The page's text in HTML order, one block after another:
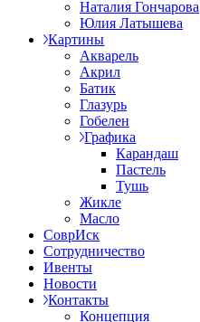
Наталия Гончарова
Юлия Латышева
Картины
Акварель
Акрил
Батик
Глазурь
Гобелен
Графика
Карандаш
Пастель
Тушь
Жикле
Масло
СоврИск
Сотрудничество
Ивенты
Новости
Контакты
Концепция